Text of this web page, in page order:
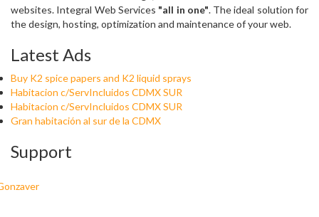
websites. Integral Web Services "all in one". The ideal solution for
the design, hosting, optimization and maintenance of your web.
Latest Ads
Buy K2 spice papers and K2 liquid sprays
Habitacion c/ServIncluidos CDMX SUR
Habitacion c/ServIncluidos CDMX SUR
Gran habitación al sur de la CDMX
Support